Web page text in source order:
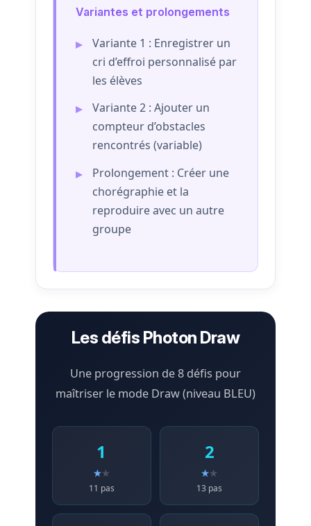
Variantes et prolongements
Variante 1 : Enregistrer un
cri d’effroi personnalisé par
les élèves
Variante 2 : Ajouter un
compteur d’obstacles
rencontrés (variable)
Prolongement : Créer une
chorégraphie et la
reproduire avec un autre
groupe
Les défis Photon Draw
Une progression de 8 défis pour
maîtriser le mode Draw (niveau BLEU)
1
11 pas
2
13 pas